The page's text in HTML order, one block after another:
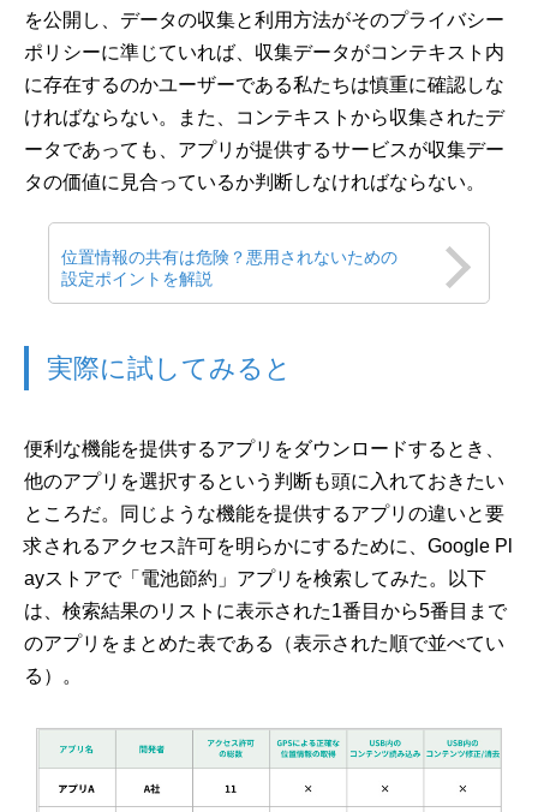
を公開し、データの収集と利用方法がそのプライバシー
ポリシーに準じていれば、収集データがコンテキスト内
に存在するのかユーザーである私たちは慎重に確認しな
ければならない。また、コンテキストから収集されたデ
ータであっても、アプリが提供するサービスが収集デー
タの価値に見合っているか判断しなければならない。
位置情報の共有は危険？悪用されないための
設定ポイントを解説
実際に試してみると
便利な機能を提供するアプリをダウンロードするとき、
他のアプリを選択するという判断も頭に入れておきたい
ところだ。同じような機能を提供するアプリの違いと要
求されるアクセス許可を明らかにするために、Google Pl
ayストアで「電池節約」アプリを検索してみた。以下
は、検索結果のリストに表示された1番目から5番目まで
のアプリをまとめた表である（表示された順で並べてい
る）。